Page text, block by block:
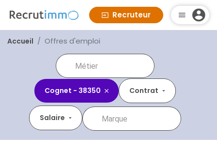
Recruteur
Accueil Offres d'emploi
Cognet - 38350 Contrat
Salaire